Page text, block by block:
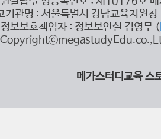
기관명 : 서울특별시 강남교육지원
보보호책임자 : 정보보안실 김영무 (
메가스터디교육 스